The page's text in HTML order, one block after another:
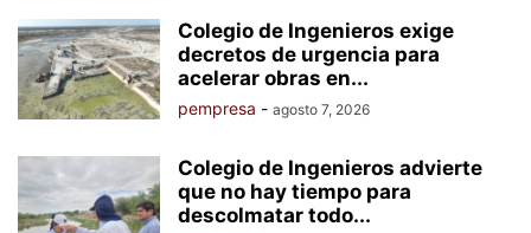
Colegio de Ingenieros exige
decretos de urgencia para
acelerar obras en...
pempresa - agosto 7, 2026
Colegio de Ingenieros advierte
que no hay tiempo para
descolmatar todo...